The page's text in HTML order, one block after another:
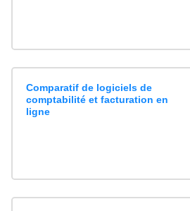
Comparatif de logiciels de
comptabilité et facturation en
ligne